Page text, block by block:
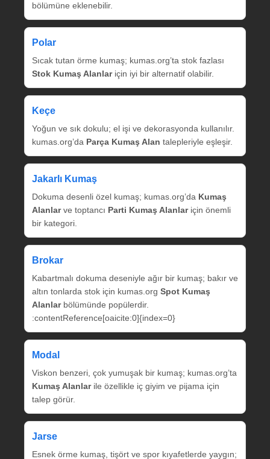
bölümüne eklenebilir.
Polar
Sıcak tutan örme kumaş; kumas.org’ta stok fazlası
Stok Kumaş Alanlariçin iyi bir alternatif olabilir.
Keçe
Yoğun ve sık dokulu; el işi ve dekorasyonda kullanılır.
kumas.org’da Parça Kumaş Alan talepleriyle eşleşir.
Jakarlı Kumaş
Dokuma desenli özel kumaş; kumas.org’da Kumaş
Alanlarve toptancı Parti Kumaş Alanlariçin önemli
bir kategori.
Brokar
Kabartmalı dokuma deseniyle ağır bir kumaş; bakır ve
altın tonlarda stok için kumas.org Spot Kumaş
Alanlarbölümünde popülerdir.
:contentReference[oaicite:0]{index=0}
Modal
Viskon benzeri, çok yumuşak bir kumaş; kumas.org’ta
Kumaş Alanlarile özellikle iç giyim ve pijama için
talep görür.
Jarse
Esnek örme kumaş, tişört ve spor kıyafetlerde yaygın;